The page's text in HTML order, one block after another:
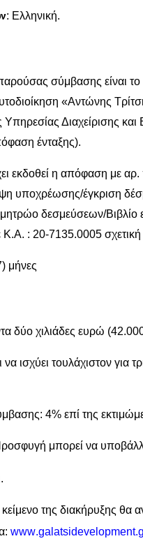
: Ελληνική.
σύμβασης είναι
«Αντώνης
Διαχείρισης
ένταξης).
εκδοθεί η απόφαση
έγκριση
δεσμεύσεων/
Κ.Α. : 20-7135.0005
μήνες
δύο χιλιάδες ευρώ
ισχύει τουλάχιστον για
4% επί της
μπορεί να
κείμενο της διακήρυξης
www.galatsidevelopment.